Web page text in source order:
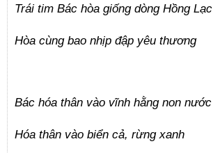
Trái tim Bác hòa giống dòng Hồng Lạc
Hòa cùng bao nhịp đập yêu thương
Bác hóa thân vào vĩnh hằng non nước
Hóa thân vào biển cả, rừng xanh